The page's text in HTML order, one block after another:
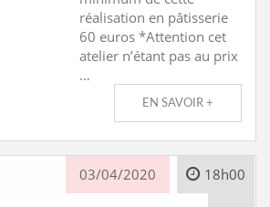
réalisation en pâtisserie
60 euros *Attention cet
atelier n’étant pas au prix
…
EN SAVOIR +
03/04/2020 18h00